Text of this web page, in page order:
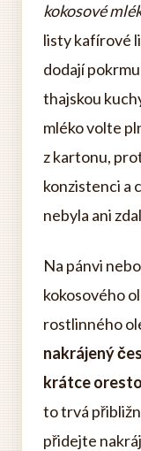
kokosové
listy kafírové
dodají
thajskou
mléko volte
z kartonu,
konzistenci a
nebyla ani
Na pánvi
kokosového
rostlinného
nakrájený
krátce
to trvá
přidejte